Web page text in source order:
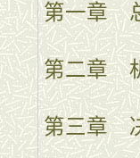
第一章
第二章
第三章